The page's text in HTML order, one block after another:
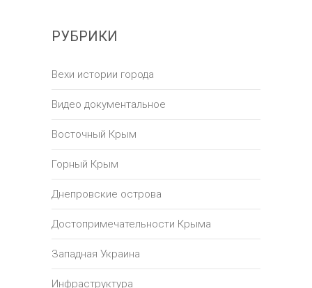
РУБРИКИ
Вехи истории города
Видео документальное
Восточный Крым
Горный Крым
Днепровские острова
Достопримечательности Крыма
Западная Украина
Инфраструктура